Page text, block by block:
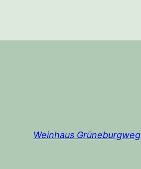
Weinhaus Grüneburgweg